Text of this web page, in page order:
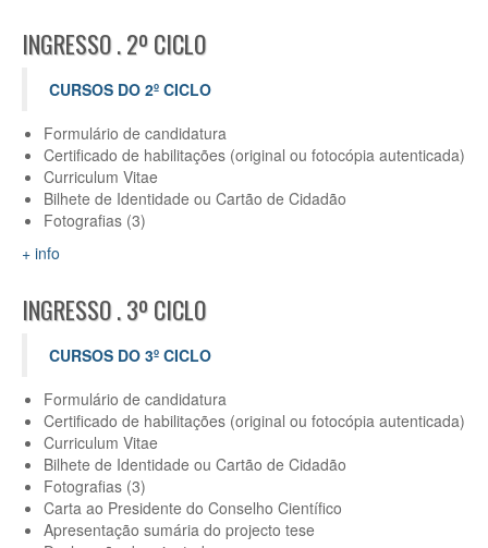
INGRESSO . 2º CICLO
CURSOS DO 2º CICLO
Formulário de candidatura
Certificado de habilitações (original ou fotocópia autenticada)
Curriculum Vitae
Bilhete de Identidade ou Cartão de Cidadão
Fotografias (3)
+ info
INGRESSO . 3º CICLO
CURSOS DO 3º CICLO
Formulário de candidatura
Certificado de habilitações (original ou fotocópia autenticada)
Curriculum Vitae
Bilhete de Identidade ou Cartão de Cidadão
Fotografias (3)
Carta ao Presidente do Conselho Científico
Apresentação sumária do projecto tese